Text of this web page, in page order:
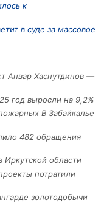
к
в суде за массовое
Анвар Хаснутдинов —
год выросли на 9,2%
В Забайкалье
482 обращения
Иркутской области
потратили
золотодобычи